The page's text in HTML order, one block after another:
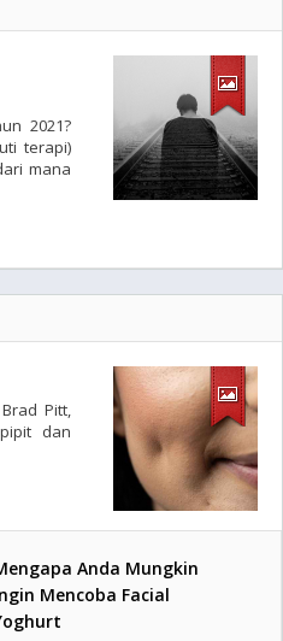
2021?
terapi)
mana
Pitt,
dan
Anda Mungkin
Mencoba Facial